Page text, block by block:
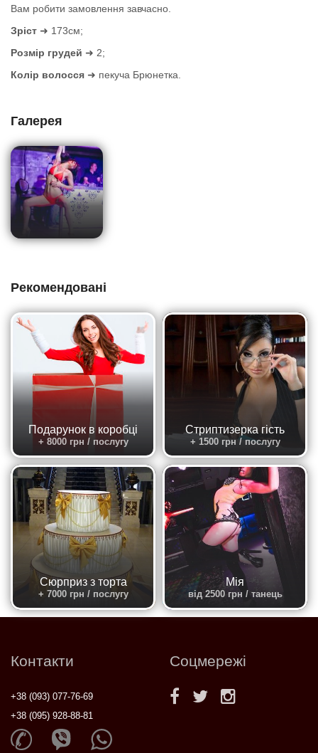
Вам робити замовлення завчасно.
Зріст ➜ 173см;
Розмір грудей ➜ 2;
Колір волосся ➜ пекуча Брюнетка.
Галерея
Рекомендовані
Подарунок в коробці
+ 8000 грн / послугу
Стриптизерка гість
+ 1500 грн / послугу
Сюрприз з торта
+ 7000 грн / послугу
Мія
від 2500 грн / танець
Контакти
+38 (093) 077-76-69
+38 (095) 928-88-81
Соцмережі